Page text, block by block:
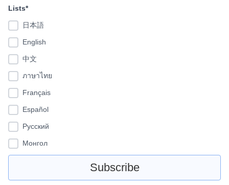
Lists*
日本語
English
中文
ภาษาไทย
Français
Español
Pусский
Монгол